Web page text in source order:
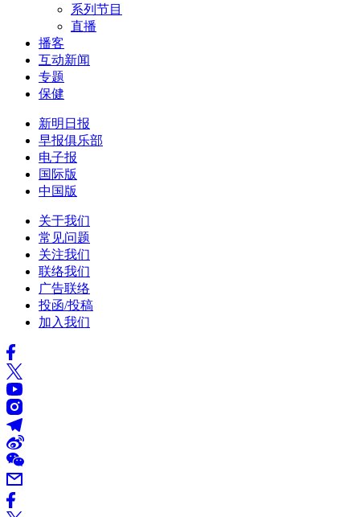
系列节目
直播
播客
互动新闻
专题
保健
新明日报
早报俱乐部
电子报
国际版
中国版
关于我们
常见问题
关注我们
联络我们
广告联络
投函/投稿
加入我们